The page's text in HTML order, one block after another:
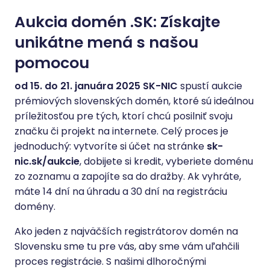
Aukcia domén .SK: Získajte
unikátne mená s našou
pomocou
od 15. do 21. januára 2025 SK-NIC spustí aukcie
prémiových slovenských domén, ktoré sú ideálnou
príležitosťou pre tých, ktorí chcú posilniť svoju
značku či projekt na internete. Celý proces je
jednoduchý: vytvoríte si účet na stránke sk-
nic.sk/aukcie, dobijete si kredit, vyberiete doménu
zo zoznamu a zapojíte sa do dražby. Ak vyhráte,
máte 14 dní na úhradu a 30 dní na registráciu
domény.
Ako jeden z najväčších registrátorov domén na
Slovensku sme tu pre vás, aby sme vám uľahčili
proces registrácie. S našimi dlhoročnými